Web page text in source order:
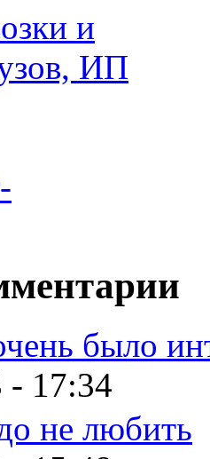
было
- 17:34
не любить